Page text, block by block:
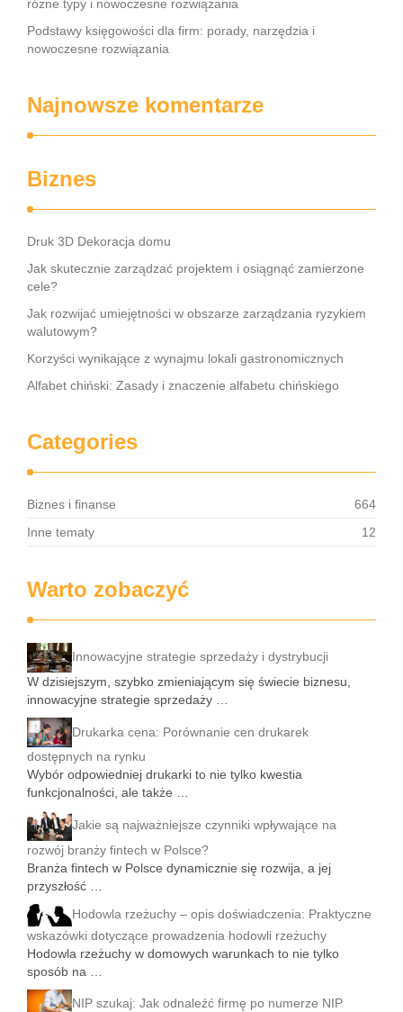
różne typy i nowoczesne rozwiązania
Podstawy księgowości dla firm: porady, narzędzia i
nowoczesne rozwiązania
Najnowsze komentarze
Biznes
Druk 3D Dekoracja domu
Jak skutecznie zarządzać projektem i osiągnąć zamierzone
cele?
Jak rozwijać umiejętności w obszarze zarządzania ryzykiem
walutowym?
Korzyści wynikające z wynajmu lokali gastronomicznych
Alfabet chiński: Zasady i znaczenie alfabetu chińskiego
Categories
Biznes i finanse
664
Inne tematy
12
Warto zobaczyć
Innowacyjne strategie sprzedaży i dystrybucji
W dzisiejszym, szybko zmieniającym się świecie biznesu,
innowacyjne strategie sprzedaży …
Drukarka cena: Porównanie cen drukarek
dostępnych na rynku
Wybór odpowiedniej drukarki to nie tylko kwestia
funkcjonalności, ale także …
Jakie są najważniejsze czynniki wpływające na
rozwój branży fintech w Polsce?
Branża fintech w Polsce dynamicznie się rozwija, a jej
przyszłość …
Hodowla rzeżuchy – opis doświadczenia: Praktyczne
wskazówki dotyczące prowadzenia hodowli rzeżuchy
Hodowla rzeżuchy w domowych warunkach to nie tylko
sposób na …
NIP szukaj: Jak odnaleźć firmę po numerze NIP